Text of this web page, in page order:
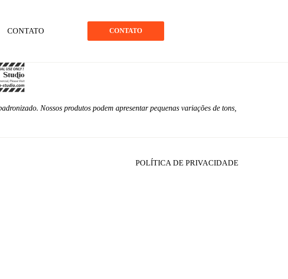
CONTATO CONTATO
Nossos produtos podem apresentar pequenas variações de tons,
POLÍTICA DE PRIVACIDADE